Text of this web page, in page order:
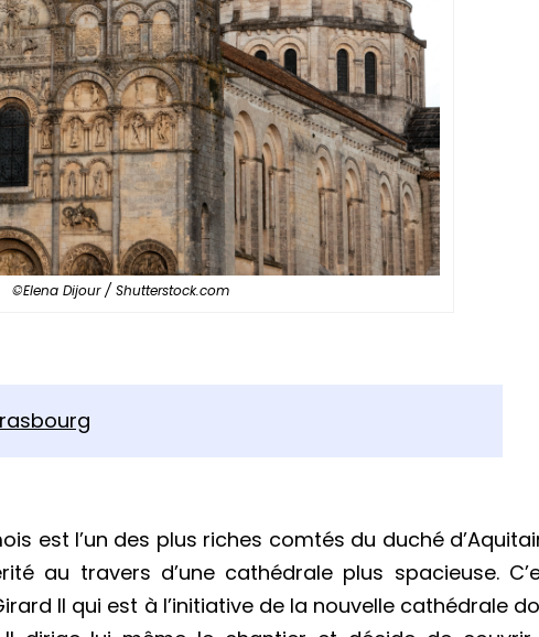
©Elena Dijour / Shutterstock.com
est l’un des plus riches comtés du duché
au travers d’une cathédrale plus spacieuse.
II qui est à l’initiative de la nouvelle cathédrale